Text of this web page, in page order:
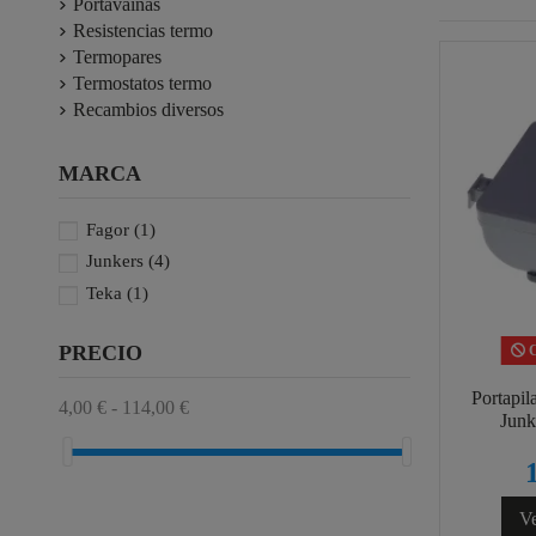
Portavainas
Resistencias termo
Termopares
Termostatos termo
Recambios diversos
MARCA
Fagor (1)
Junkers (4)
Teka (1)
PRECIO
4,00 € - 114,00 €